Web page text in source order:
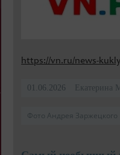
https://vn.ru/news-
01.06.2026 Екатерина
Фото Андрея Заржецкого